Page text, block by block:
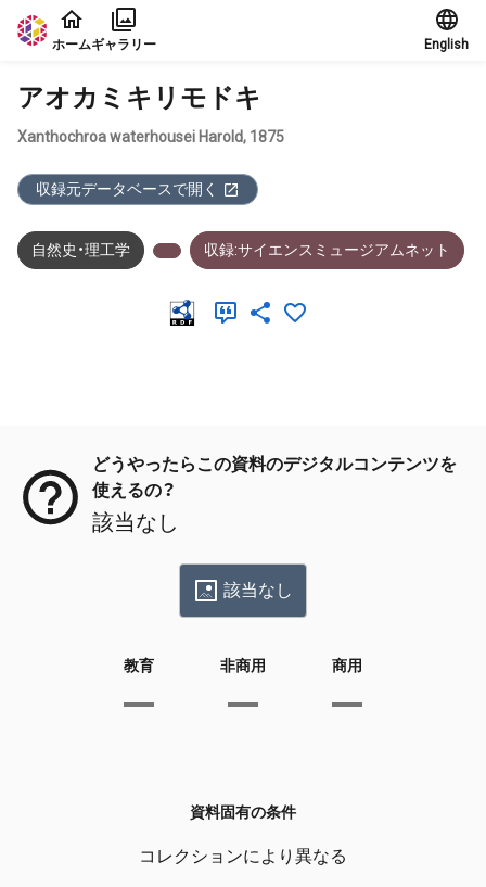
本文に飛ぶ
ホームギャラリー English
アオカミキリモドキ
Xanthochroa waterhousei Harold, 1875
収録元データベースで開く
自然史・理工学 収録:サイエンスミュージアムネット
どうやったらこの資料のデジタルコンテンツを
使えるの？
該当なし
該当なし
教育 非商用 商用
資料固有の条件
コレクションにより異なる